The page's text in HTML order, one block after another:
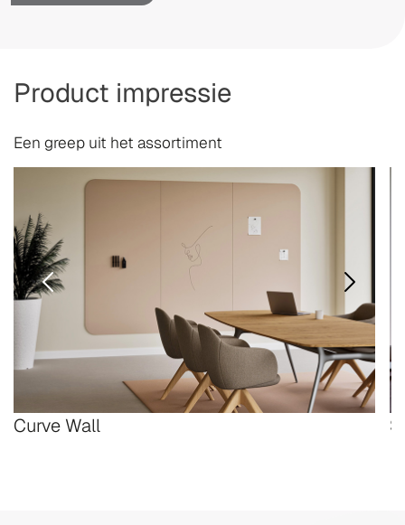
Product impressie
Een greep uit het assortiment
Curve Wall